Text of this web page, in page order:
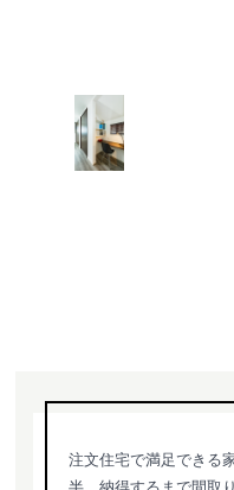
注文住宅で満足できる